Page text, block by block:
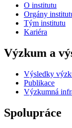
O institutu
Orgány
Tým institutu
Kariéra
Výzkum a
Výsledky
Publikace
Výzkumná
Spolupráce